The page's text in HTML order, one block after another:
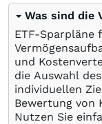
Was sind die
ETF-Sparpläne
und
die Auswahl
individuellen
Bewertung von
Nutzen Sie